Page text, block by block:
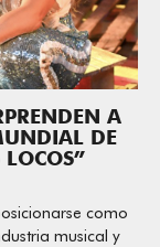
A
DE
como
musical y